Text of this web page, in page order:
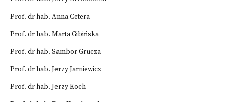
Prof. dr hab. Anna Cetera
Prof. dr hab. Marta Gibińska
Prof. dr hab. Sambor Grucza
Prof. dr hab. Jerzy Jarniewicz
Prof. dr hab. Jerzy Koch